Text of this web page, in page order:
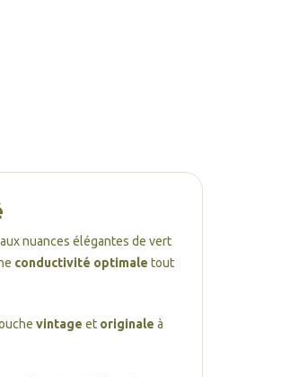
nuances élégantes de vert
conductivité optimale tout
vintage et originale à